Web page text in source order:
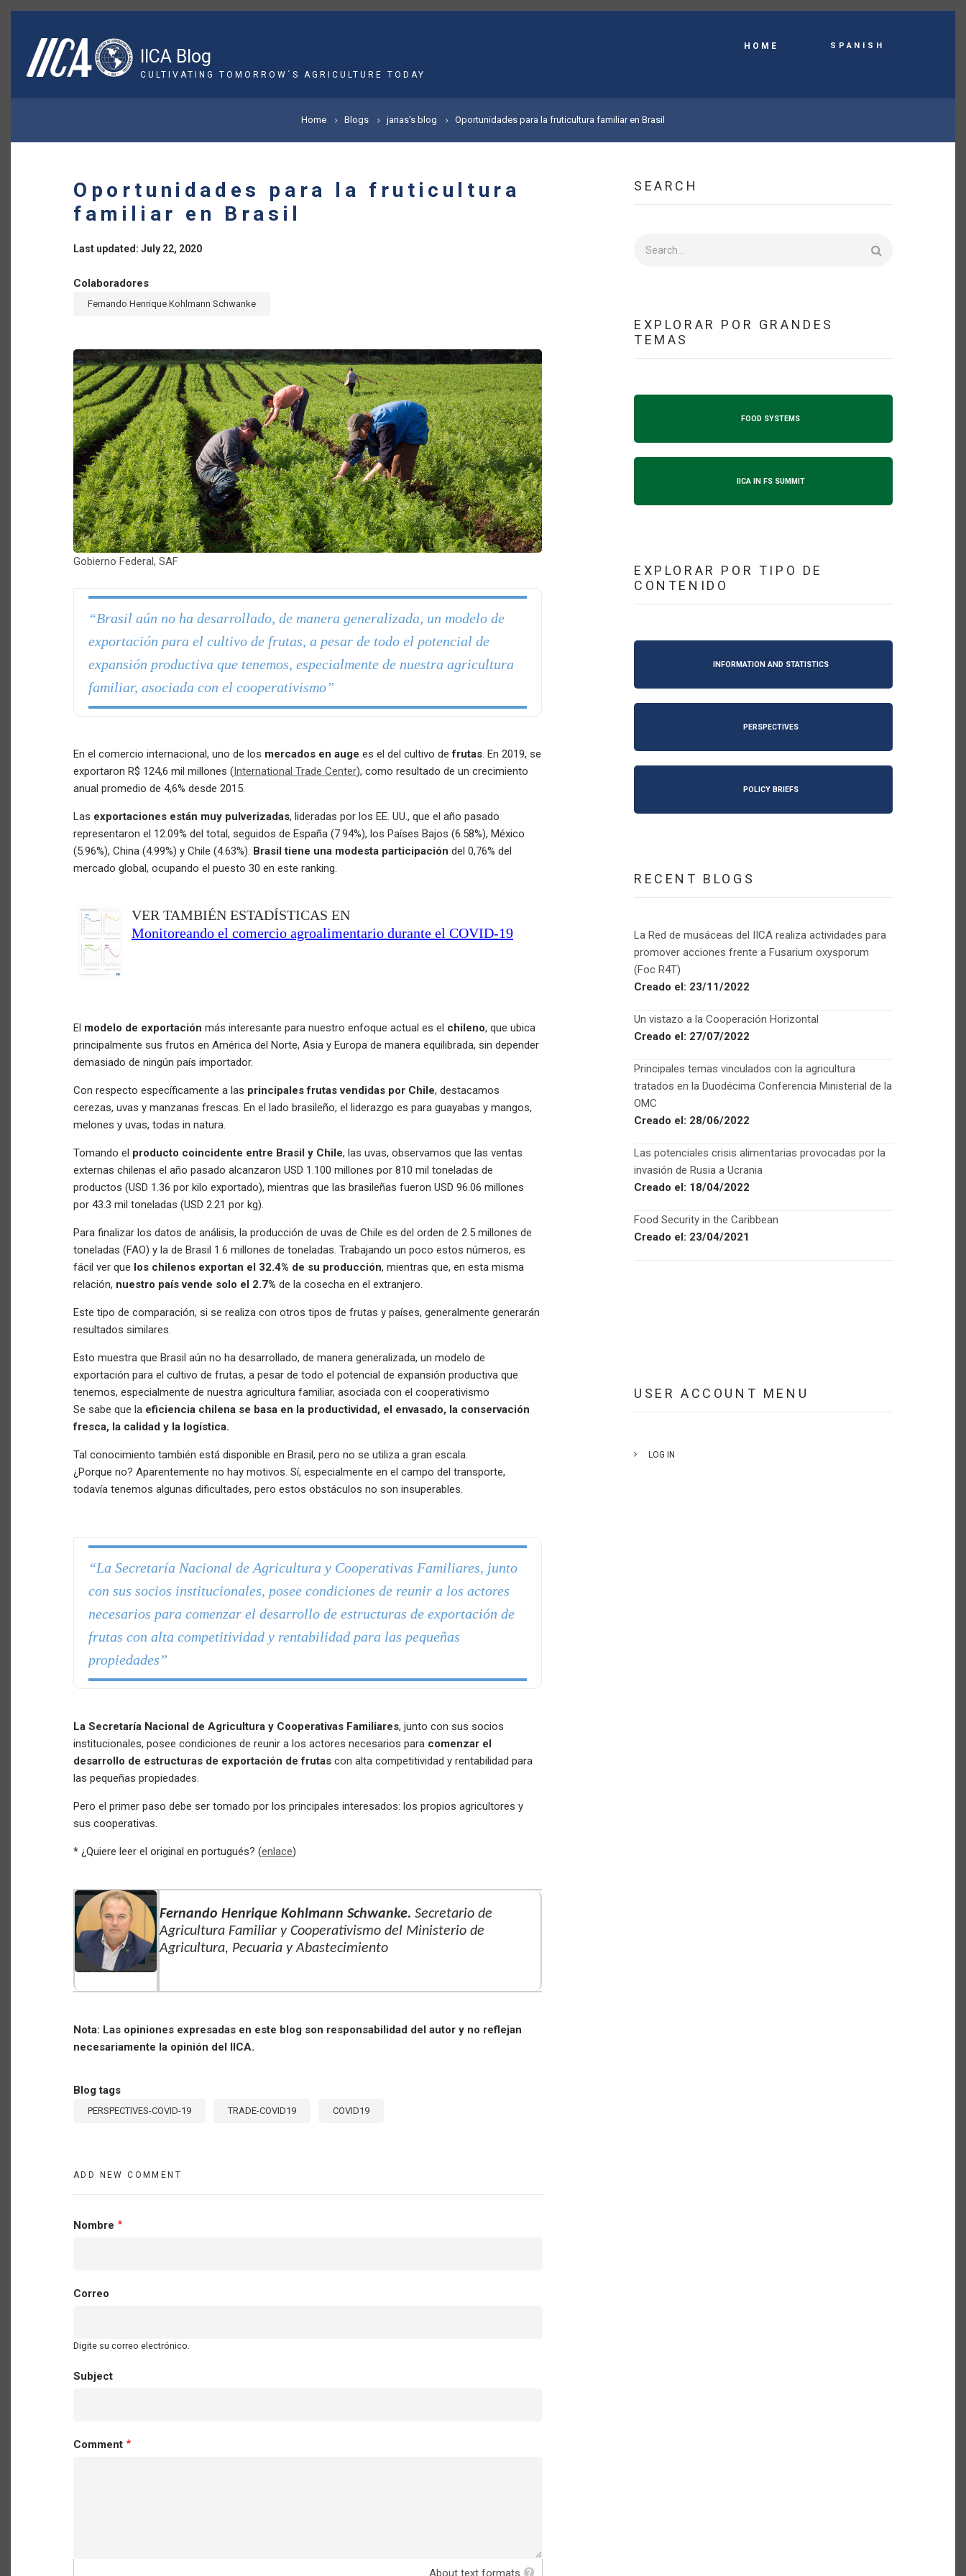
Skip
content
IICA Blog
CULTIVATING TOMORROW´S AGRICULTURE TODAY
HOME Spanish
Home Blogs jarias's blog Oportunidades para la fruticultura familiar en Brasil
Oportunidades para la fruticultura
familiar en Brasil
Last updated: July 22, 2020
Colaboradores
Fernando Henrique Kohlmann Schwanke
Gobierno Federal, SAF
“Brasil aún no ha desarrollado, de manera generalizada, un modelo de
exportación para el cultivo de frutas, a pesar de todo el potencial de
expansión productiva que tenemos, especialmente de nuestra agricultura
familiar, asociada con el cooperativismo”
En el comercio internacional, uno de los mercados en auge es el del cultivo defrutas. En 2019, se
exportaron R$ 124,6 mil millones (International Trade Center), como resultado de un crecimiento
anual promedio de 4,6% desde 2015.
Las exportaciones están muy pulverizadas, lideradas por los EE. UU., que el año pasado
representaron el 12.09% del total, seguidos de España (7.94%), los Países Bajos (6.58%), México
(5.96%), China (4.99%) y Chile (4.63%). Brasil tiene una modesta participación del 0,76% del
mercado global, ocupando el puesto 30 en este ranking.
VER TAMBIÉN ESTADÍSTICAS EN
Monitoreando el comercio agroalimentario durante el COVID-19
El modelo de exportación más interesante para nuestro enfoque actual es el chileno, que ubica
principalmente sus frutos en América del Norte, Asia y Europa de manera equilibrada, sin depender
demasiado de ningún país importador.
Con respecto específicamente a las principales frutas vendidas por Chile, destacamos
cerezas, uvas y manzanas frescas. En el lado brasileño, el liderazgo es para guayabas y mangos,
melones y uvas, todas in natura.
Tomando el producto coincidente entre Brasil y Chile, las uvas, observamos que las ventas
externas chilenas el año pasado alcanzaron USD 1.100 millones por 810 mil toneladas de
productos (USD 1.36 por kilo exportado), mientras que las brasileñas fueron USD 96.06 millones
por 43.3 mil toneladas (USD 2.21 por kg).
Para finalizar los datos de análisis, la producción de uvas de Chile es del orden de 2.5 millones de
toneladas (FAO) y la de Brasil 1.6 millones de toneladas. Trabajando un poco estos números, es
fácil ver que los chilenos exportan el 32.4% de su producción, mientras que, en esta misma
relación, nuestro país vende solo el 2.7% de la cosecha en el extranjero.
Este tipo de comparación, si se realiza con otros tipos de frutas y países, generalmente generarán
resultados similares.
Esto muestra que Brasil aún no ha desarrollado, de manera generalizada, un modelo de
exportación para el cultivo de frutas, a pesar de todo el potencial de expansión productiva que
tenemos, especialmente de nuestra agricultura familiar, asociada con el cooperativismo
Se sabe que la eficiencia chilena se basa en la productividad, el envasado, la conservación
fresca, la calidad y la logística.
Tal conocimiento también está disponible en Brasil, pero no se utiliza a gran escala.
¿Porque no? Aparentemente no hay motivos. Sí, especialmente en el campo del transporte,
todavía tenemos algunas dificultades, pero estos obstáculos no son insuperables.
“La Secretaría Nacional de Agricultura y Cooperativas Familiares, junto
con sus socios institucionales, posee condiciones de reunir a los actores
necesarios para comenzar el desarrollo de estructuras de exportación de
frutas con alta competitividad y rentabilidad para las pequeñas
propiedades”
La Secretaría Nacional de Agricultura y Cooperativas Familiares, junto con sus socios
institucionales, posee condiciones de reunir a los actores necesarios para comenzar el
desarrollo de estructuras de exportación de frutas con alta competitividad y rentabilidad para
las pequeñas propiedades.
Pero el primer paso debe ser tomado por los principales interesados: los propios agricultores y
sus cooperativas.
* ¿Quiere leer el original en portugués? (enlace)
Fernando Henrique Kohlmann Schwanke. Secretario de
Agricultura Familiar y Cooperativismo del Ministerio de
Agricultura, Pecuaria y Abastecimiento
Nota: Las opiniones expresadas en este blog son responsabilidad del autor y no reflejan
necesariamente la opinión del IICA.
Blog tags
PERSPECTIVES-COVID-19 TRADE-COVID19 COVID19
ADD NEW COMMENT
Nombre
Correo
Digite su correo electrónico.
Subject
Comment
About text formats
SEARCH
EXPLORAR POR GRANDES
TEMAS
FOOD SYSTEMS
IICA IN FS SUMMIT
EXPLORAR POR TIPO DE
CONTENIDO
INFORMATION AND STATISTICS
PERSPECTIVES
POLICY BRIEFS
RECENT BLOGS
La Red de musáceas del IICA realiza actividades para
promover acciones frente a Fusarium oxysporum
(Foc R4T)
Creado el: 23/11/2022
Un vistazo a la Cooperación Horizontal
Creado el: 27/07/2022
Principales temas vinculados con la agricultura
tratados en la Duodécima Conferencia Ministerial de la
OMC
Creado el: 28/06/2022
Las potenciales crisis alimentarias provocadas por la
invasión de Rusia a Ucrania
Creado el: 18/04/2022
Food Security in the Caribbean
Creado el: 23/04/2021
USER ACCOUNT MENU
LOG IN